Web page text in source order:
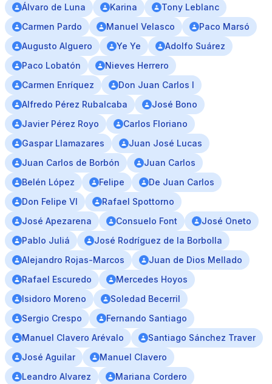
Álvaro de Luna
Karina
Tony Leblanc
Carmen Pardo
Manuel Velasco
Paco Marsó
Augusto Alguero
Ye Ye
Adolfo Suárez
Paco Lobatón
Nieves Herrero
Carmen Enríquez
Don Juan Carlos I
Alfredo Pérez Rubalcaba
José Bono
Javier Pérez Royo
Carlos Floriano
Gaspar Llamazares
Juan José Lucas
Juan Carlos de Borbón
Juan Carlos
Belén López
Felipe
De Juan Carlos
Don Felipe VI
Rafael Spottorno
José Apezarena
Consuelo Font
José Oneto
Pablo Juliá
José Rodríguez de la Borbolla
Alejandro Rojas-Marcos
Juan de Dios Mellado
Rafael Escuredo
Mercedes Hoyos
Isidoro Moreno
Soledad Becerril
Sergio Crespo
Fernando Santiago
Manuel Clavero Arévalo
Santiago Sánchez Traver
José Aguilar
Manuel Clavero
Leandro Alvarez
Mariana Cordero